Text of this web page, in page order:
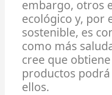
embargo, otros
ecológico y, por
sostenible, es
como más
cree que
productos
ellos.